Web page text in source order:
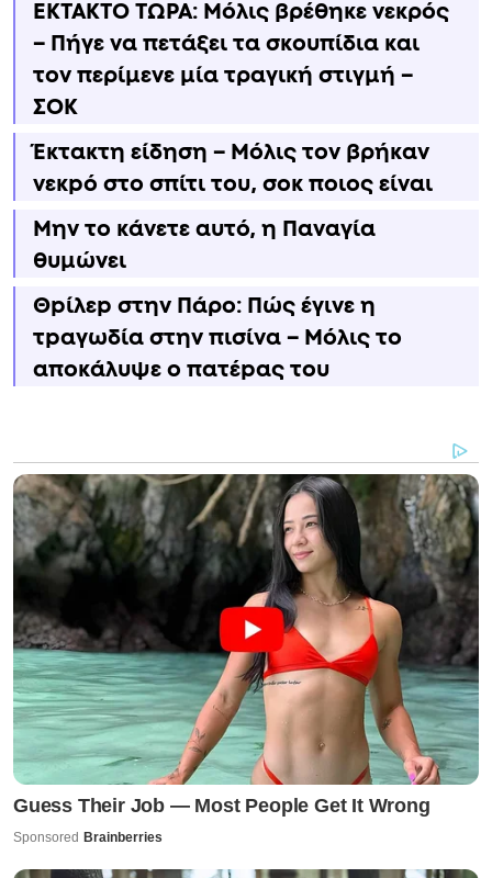
ΕΚΤΑΚΤΟ ΤΩΡΑ: Μόλις βρέθηκε νεκρός
– Πήγε να πετάξει τα σκουπίδια και
τον περίμενε μία τραγική στιγμή –
ΣΟΚ
Έκτακτη είδηση – Μόλις τον βρήκαν
νεκpό στο σπίτι του, σoκ ποιος είναι
Μην το κάνετε αυτό, η Παναγία
θυμώνει
Θpίλεp στην Πάρο: Πώς έγινε η
τpαγωδία στην πισίνα – Μόλις το
αποκάλυψε ο πατέpας του